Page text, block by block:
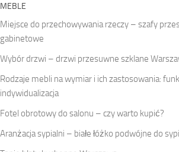
MEBLE
Miejsce do przechowywania rzeczy – szafy
gabinetowe
Wybór drzwi – drzwi przesuwne szklane
Rodzaje mebli na wymiar i ich zastosowania:
indywidualizacja
Fotel obrotowy do salonu – czy warto kupić?
Aranżacja sypialni – białe łóżko podwójne do